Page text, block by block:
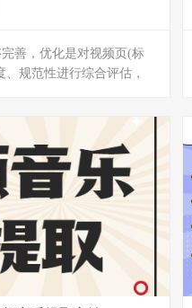
善，优化是对视频页(标
规范性进行综合评估，
，进一步提升店铺总体经
视频在平台营销活动中进
位，并明确你的作品面向
义的...